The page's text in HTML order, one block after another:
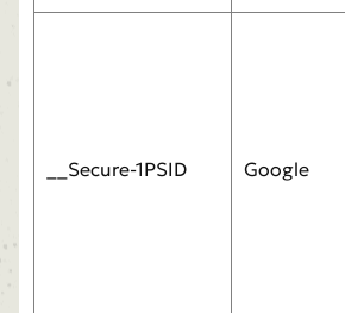
__Secure-1PSID Google